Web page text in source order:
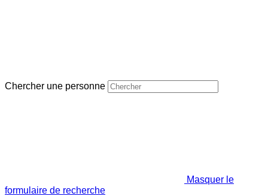
Chercher une personne
Masquer le
formulaire de recherche